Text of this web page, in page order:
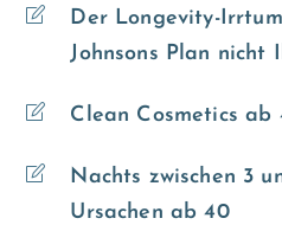
Der Longevity-
Johnsons Plan nicht
Clean Cosmetics ab
Nachts zwischen 3
Ursachen ab 40